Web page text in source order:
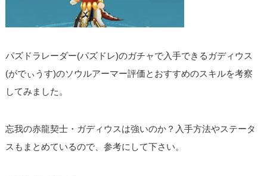
パズドラレーダー(パズドレ)のガチャで入手できるガディウス
(がでぃうす)のソウルアーマー評価とおすすめのスキルを考察
してみました。
忘我の赤龍契士・ガディウスは強いのか？入手方法やステータ
スもまとめているので、参考にして下さい。